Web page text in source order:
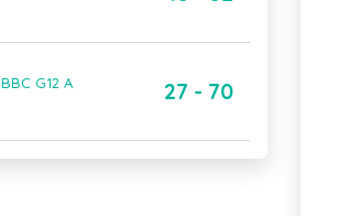
G12 A 27 - 70